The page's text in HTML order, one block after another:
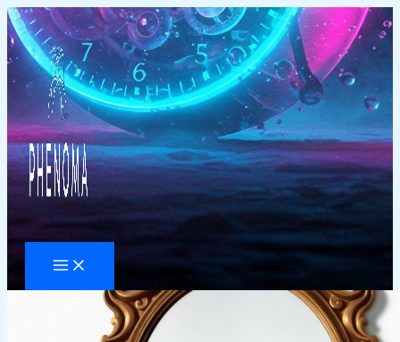
Перейти
к
содержимому